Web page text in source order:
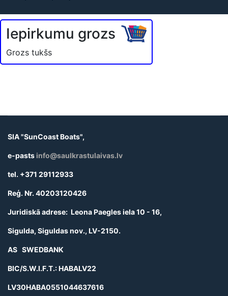
Iepirkumu grozs
Grozs tukšs
SIA "SunCoast Boats",
e-pasts info@saulkrastulaivas.lv
tel. +371 29112933
Reģ. Nr. 40203120426
Juridiskā adrese: Leona Paegles iela 10 - 16,
Sigulda, Siguldas nov., LV-2150.
AS SWEDBANK
BIC/S.W.I.F.T.: HABALV22
LV30HABA0551044637616